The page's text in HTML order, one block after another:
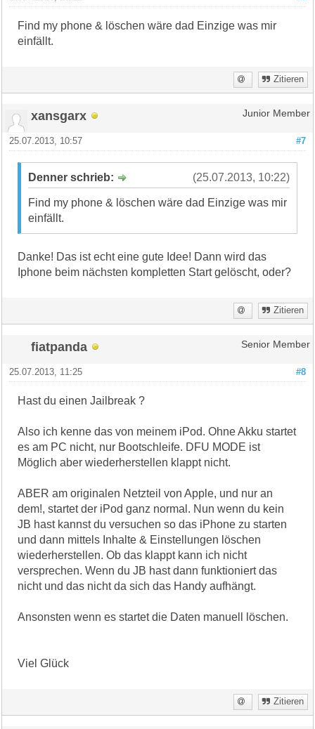
Find my phone & löschen wäre dad Einzige was mir
einfällt.
Zitieren
xansgarx Junior Member
#7
25.07.2013, 10:57
(25.07.2013, 10:22)
Denner schrieb:
Find my phone & löschen wäre dad Einzige was mir
einfällt.
Danke! Das ist echt eine gute Idee! Dann wird das
Iphone beim nächsten kompletten Start gelöscht, oder?
Zitieren
fiatpanda Senior Member
#8
25.07.2013, 11:25
Hast du einen Jailbreak ?
Also ich kenne das von meinem iPod. Ohne Akku startet
es am PC nicht, nur Bootschleife. DFU MODE ist
Möglich aber wiederherstellen klappt nicht.
ABER am originalen Netzteil von Apple, und nur an
dem!, startet der iPod ganz normal. Nun wenn du kein
JB hast kannst du versuchen so das iPhone zu starten
und dann mittels Inhalte & Einstellungen löschen
wiederherstellen. Ob das klappt kann ich nicht
versprechen. Wenn du JB hast dann funktioniert das
nicht und das nicht da sich das Handy aufhängt.
Ansonsten wenn es startet die Daten manuell löschen.
Viel Glück
Zitieren